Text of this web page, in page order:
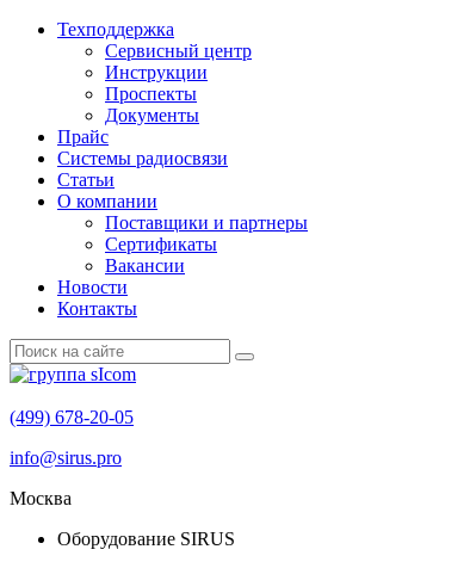
Техподдержка
Сервисный центр
Инструкции
Проспекты
Документы
Прайс
Системы радиосвязи
Статьи
О компании
Поставщики и партнеры
Cертификаты
Вакансии
Новости
Контакты
(499) 678-20-05
info@sirus.pro
Москва
Оборудование SIRUS